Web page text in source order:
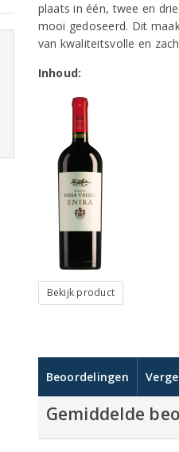
plaats in één, twee en
mooi gedoseerd. Dit
van kwaliteitsvolle en
Inhoud:
Bekijk product
Beoordelingen
Gemiddelde